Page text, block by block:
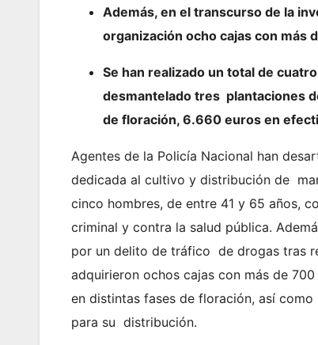
Además, en el transcurso de la
organización ocho cajas con más
Se han realizado un total de
desmantelado tres plantaciones
de floración, 6.660 euros en
Agentes de la Policía Nacional han
dedicada al cultivo y distribución de
cinco hombres, de entre 41 y 65 años,
criminal y contra la salud pública.
por un delito de tráfico de drogas tras
adquirieron ochos cajas con más de
en distintas fases de floración, así
para su distribución.